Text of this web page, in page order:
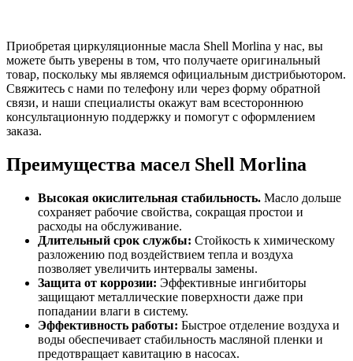
Приобретая циркуляционные масла Shell Morlina у нас, вы
можете быть уверены в том, что получаете оригинальный
товар, поскольку мы являемся официальным дистрибьютором.
Свяжитесь с нами по телефону или через форму обратной
связи, и наши специалисты окажут вам всестороннюю
консультационную поддержку и помогут с оформлением
заказа.
Преимущества масел Shell Morlina
Высокая окислительная стабильность. Масло дольше
сохраняет рабочие свойства, сокращая простои и
расходы на обслуживание.
Длительный срок службы: Стойкость к химическому
разложению под воздействием тепла и воздуха
позволяет увеличить интервалы замены.
Защита от коррозии: Эффективные ингибиторы
защищают металлические поверхности даже при
попадании влаги в систему.
Эффективность работы: Быстрое отделение воздуха и
воды обеспечивает стабильность масляной пленки и
предотвращает кавитацию в насосах.